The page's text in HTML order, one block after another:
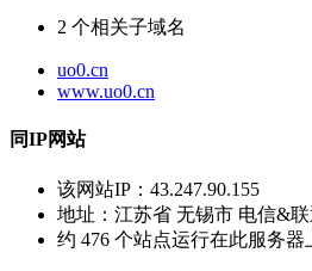
2 个相关子域名
uo0.cn
www.uo0.cn
同IP网站
该网站IP： 43.247.90.155
地址： 江苏省 无锡市 电信&联
约 476 个站点运行在此服务器